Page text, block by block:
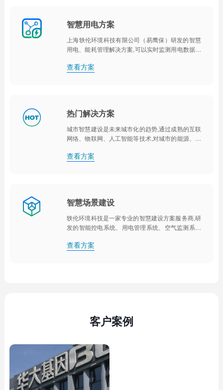
 智慧用电方案
上海轶伦环境科技有限公司（易鹰保）研发的智慧
用电、能耗管理解决方案,可以实时监测用电数据、
利用大数据、互联网等技术,实现节能管控,远程操
查看方案
 热门解决方案
城市智慧建设是未来城市化的趋势,通过成熟的互联
网络、物联网、人工智能等技术,对城市的能源、交
和谐发展的智慧化城市和社区。
查看方案
 智慧场景建设
轶伦环境科技是一家专业的智慧建设方案服务商,研
发的智能控电系统、用电管理系统、空气监测系统
舍、工厂、图书馆、物业、酒店、医院的智能化升
查看方案
客户案例